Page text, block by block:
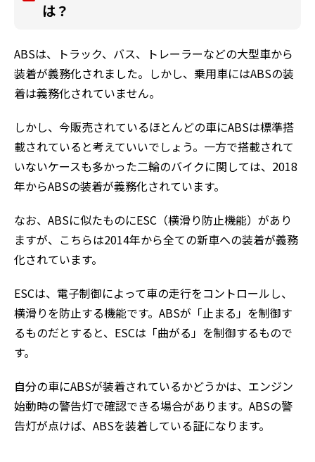
は？
ABSは、トラック、バス、トレーラーなどの大型車から
装着が義務化されました。しかし、乗用車にはABSの装
着は義務化されていません。
しかし、今販売されているほとんどの車にABSは標準搭
載されていると考えていいでしょう。一方で搭載されて
いないケースも多かった二輪のバイクに関しては、2018
年からABSの装着が義務化されています。
なお、ABSに似たものにESC（横滑り防止機能）があり
ますが、こちらは2014年から全ての新車への装着が義務
化されています。
ESCは、電子制御によって車の走行をコントロールし、
横滑りを防止する機能です。ABSが「止まる」を制御す
るものだとすると、ESCは「曲がる」を制御するもので
す。
自分の車にABSが装着されているかどうかは、エンジン
始動時の警告灯で確認できる場合があります。ABSの警
告灯が点けば、ABSを装着している証になります。